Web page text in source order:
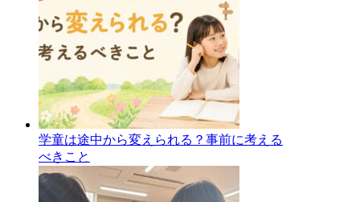
学童は途中から変えられる？事前に考える
べきこと